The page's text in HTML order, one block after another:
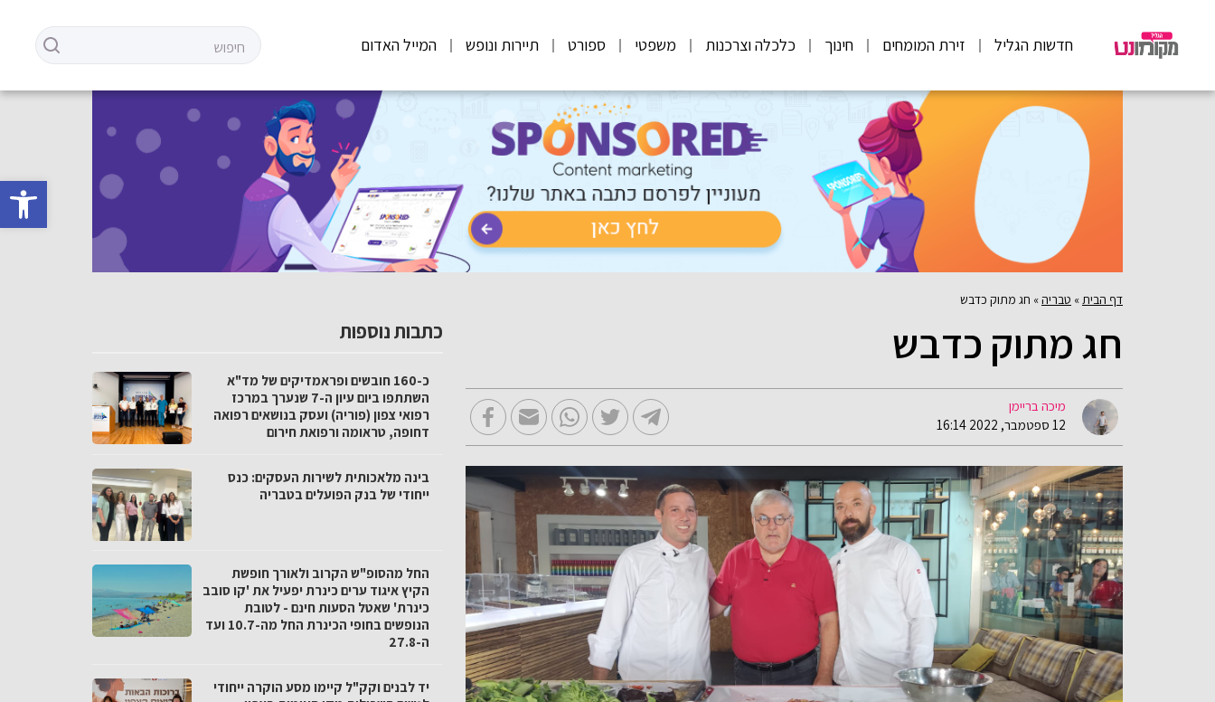
פתח
חדשות הגליל זירת המומחים חינוך כלכלה וצרכנות משפטי ספורט תיירות ונופש המייל האדום
דף הבית » טבריה» חג מתוק כדבש
חג מתוק כדבש
מיכה בריימן
12 ספטמבר, 2022 16:14
כתבות נוספות
כ-160 חובשים ופראמדיקים של מד"א
השתתפו ביום עיון ה-7 שנערך במרכז
רפואי צפון (פוריה) ועסק בנושאים רפואה
דחופה, טראומה ורפואת חירום
בינה מלאכותית לשירות העסקים: כנס
ייחודי של בנק הפועלים בטבריה
החל מהסופ"ש הקרוב ולאורך חופשת
הקיץ איגוד ערים כינרת יפעיל את 'קו סובב
כינרת' שאטל הסעות חינם - לטובת
הנופשים בחופי הכינרת החל מה-10.7 ועד
ה-27.8
יד לבנים וקק"ל קיימו מסע הוקרה ייחודי